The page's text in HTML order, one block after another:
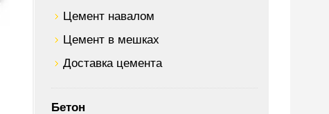
Цемент навалом
Цемент в мешках
Доставка цемента
Бетон